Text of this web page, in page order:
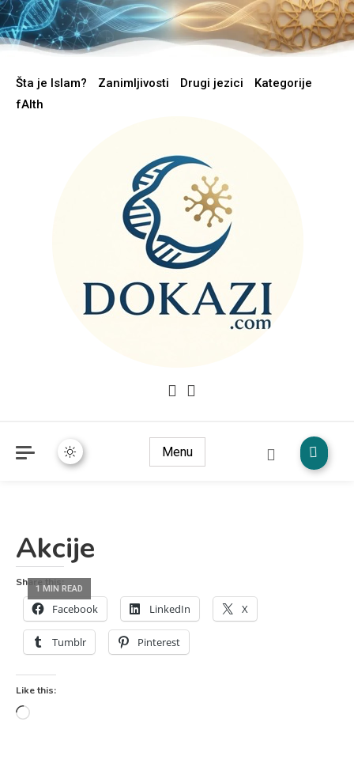
Šta je Islam? Zanimljivosti Drugi jezici
Kategorije
fAIth
Menu
Akcije
1 MIN READ
Share this:
Facebook LinkedIn X
Tumblr Pinterest
Like this: